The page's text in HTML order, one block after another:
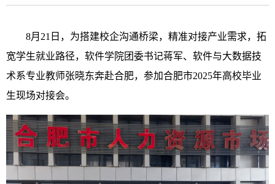
8月21日，为搭建校企沟通桥梁，精准对接产业需求，拓
宽学生就业路径，软件学院团委书记蒋军、软件与大数据技
术系专业教师张晓东奔赴合肥，参加合肥市2025年高校毕业
生现场对接会。